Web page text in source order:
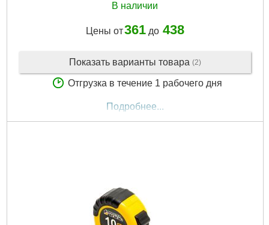
В наличии
Цены от361до 438
Показать варианты товара (2)
Отгрузка в течение 1 рабочего дня
Подробнее...